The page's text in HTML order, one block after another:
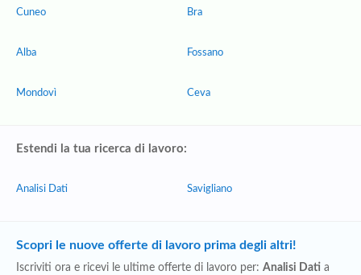
Cuneo
Alba
Mondovì
Bra
Fossano
Ceva
Estendi la tua ricerca di lavoro:
Analisi Dati Savigliano
Scopri le nuove offerte di lavoro prima degli altri!
Iscriviti ora e ricevi le ultime offerte di lavoro per: Analisi Dati a